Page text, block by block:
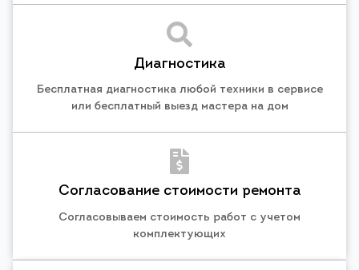
Диагностика
Бесплатная диагностика любой техники в сервисе
или бесплатный выезд мастера на дом
Согласование стоимости ремонта
Согласовываем стоимость работ с учетом
комплектующих